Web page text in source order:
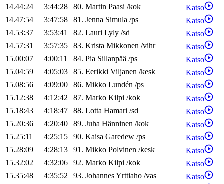
14.44:24
3:44:28 80. Martin Paasi /kok
Katso
14.47:54
3:47:58 81. Jenna Simula /ps
Katso
14.53:37
3:53:41 82. Lauri Lyly /sd
Katso
14.57:31
3:57:35 83. Krista Mikkonen /vihr
Katso
15.00:07
4:00:11 84. Pia Sillanpää /ps
Katso
15.04:59
4:05:03 85. Eerikki Viljanen /kesk
Katso
15.08:56
4:09:00 86. Mikko Lundén /ps
Katso
15.12:38
4:12:42 87. Marko Kilpi /kok
Katso
15.18:43
4:18:47 88. Lotta Hamari /sd
Katso
15.20:36
4:20:40 89. Juha Hänninen /kok
Katso
15.25:11
4:25:15 90. Kaisa Garedew /ps
Katso
15.28:09
4:28:13 91. Mikko Polvinen /kesk
Katso
15.32:02
4:32:06 92. Marko Kilpi /kok
Katso
15.35:48
4:35:52 93. JohannesYrttiaho /vas
Katso